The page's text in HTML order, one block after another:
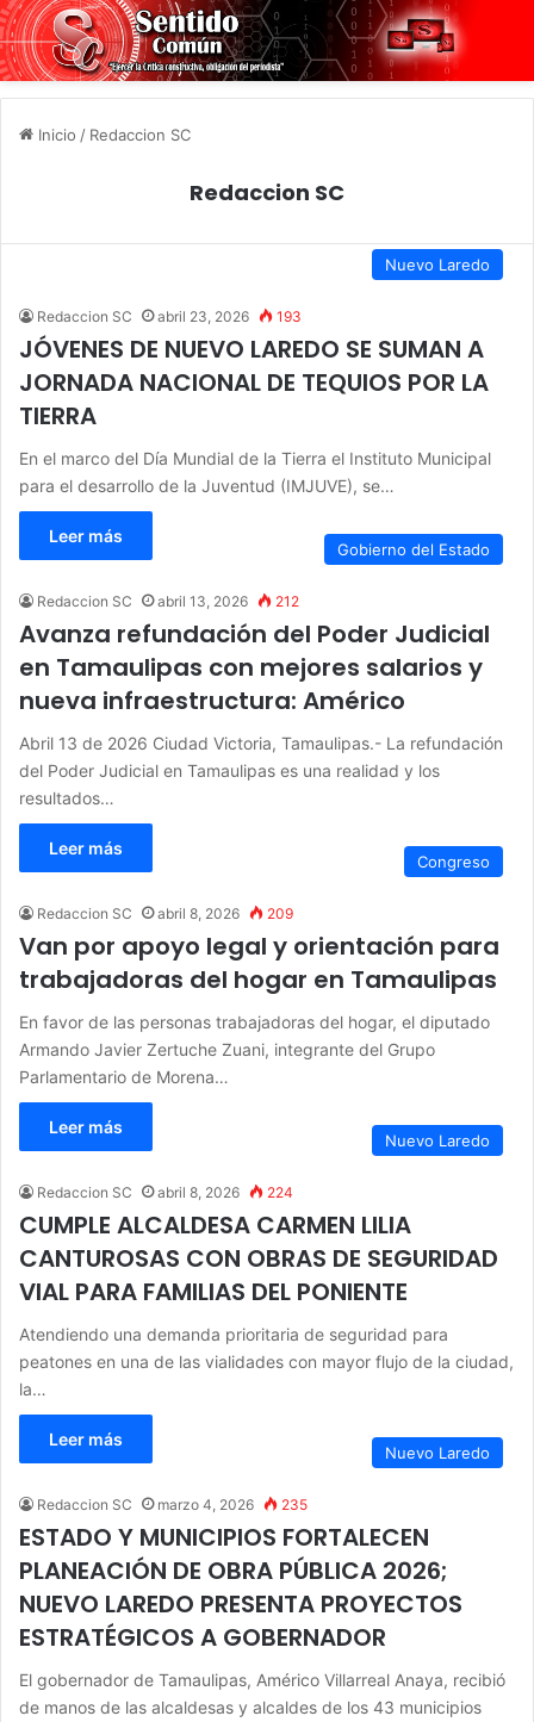
Inicio / Redaccion SC
Redaccion SC
Nuevo Laredo
Redaccion SC abril 23, 2026 193
JÓVENES DE NUEVO LAREDO SE SUMAN A
JORNADA NACIONAL DE TEQUIOS POR LA
TIERRA
En el marco del Día Mundial de la Tierra el Instituto Municipal
para el desarrollo de la Juventud (IMJUVE), se…
Leer más
Gobierno del Estado
Redaccion SC abril 13, 2026 212
Avanza refundación del Poder Judicial
en Tamaulipas con mejores salarios y
nueva infraestructura: Américo
Abril 13 de 2026 Ciudad Victoria, Tamaulipas.- La refundación
del Poder Judicial en Tamaulipas es una realidad y los
resultados…
Leer más
Congreso
Redaccion SC abril 8, 2026 209
Van por apoyo legal y orientación para
trabajadoras del hogar en Tamaulipas
En favor de las personas trabajadoras del hogar, el diputado
Armando Javier Zertuche Zuani, integrante del Grupo
Parlamentario de Morena…
Leer más
Nuevo Laredo
Redaccion SC abril 8, 2026 224
CUMPLE ALCALDESA CARMEN LILIA
CANTUROSAS CON OBRAS DE SEGURIDAD
VIAL PARA FAMILIAS DEL PONIENTE
Atendiendo una demanda prioritaria de seguridad para
peatones en una de las vialidades con mayor flujo de la ciudad,
la…
Leer más
Nuevo Laredo
Redaccion SC marzo 4, 2026 235
ESTADO Y MUNICIPIOS FORTALECEN
PLANEACIÓN DE OBRA PÚBLICA 2026;
NUEVO LAREDO PRESENTA PROYECTOS
ESTRATÉGICOS A GOBERNADOR
El gobernador de Tamaulipas, Américo Villarreal Anaya, recibió
de manos de las alcaldesas y alcaldes de los 43 municipios